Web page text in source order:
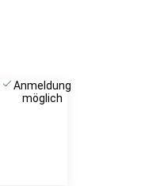
Anmeldung
möglich